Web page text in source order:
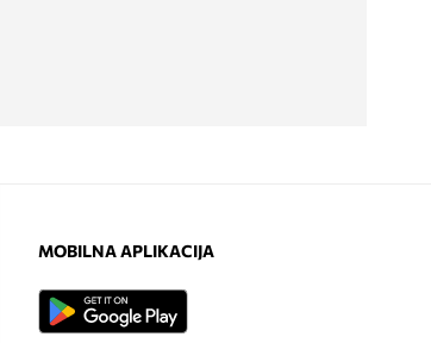
MOBILNA APLIKACIJA